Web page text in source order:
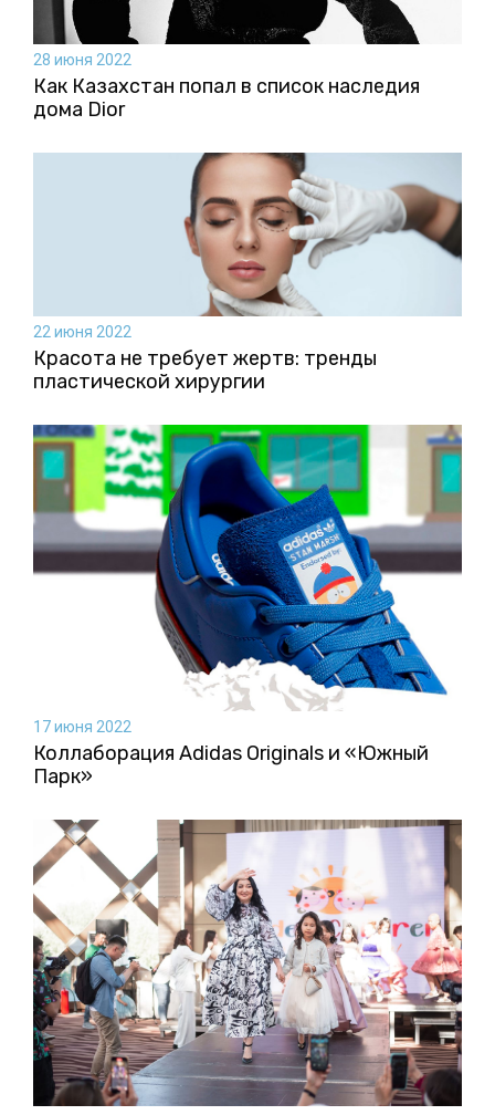
28 июня 2022
Как Казахстан попал в список наследия
дома Dior
22 июня 2022
Красота не требует жертв: тренды
пластической хирургии
17 июня 2022
Коллаборация Аdidas Originals и «Южный
Парк»